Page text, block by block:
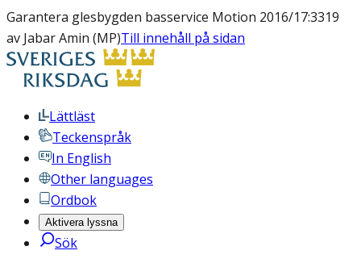
Garantera glesbygden basservice Motion 2016/17:3319
av Jabar Amin (MP)Till innehåll på sidan
Lättläst
Teckenspråk
In English
Other languages
Ordbok
Aktivera lyssna
Sök